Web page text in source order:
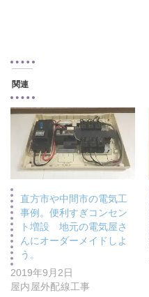
関連
直方市や中間市の電気工
事例。便利すぎコンセン
ト増設 地元の電気屋さ
んにオーダーメイドしよ
う。
2019年9月2日
屋内屋外配線工事